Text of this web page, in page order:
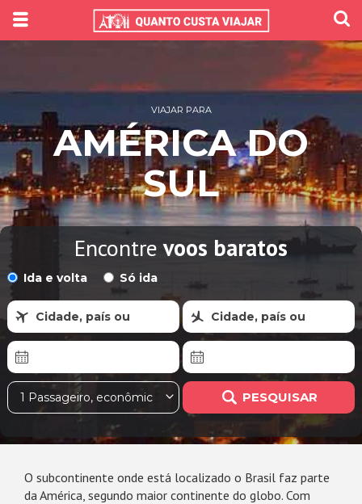
VIAJAR PARA
AMÉRICA DO
SUL
Encontrevoos baratos
Ida e volta Só ida
Cidade, país ou Cidade, país ou
1 Passageiro, econômica PESQUISAR
O subcontinente onde está localizado o Brasil faz parte
da América, segundo maior continente do globo. Com